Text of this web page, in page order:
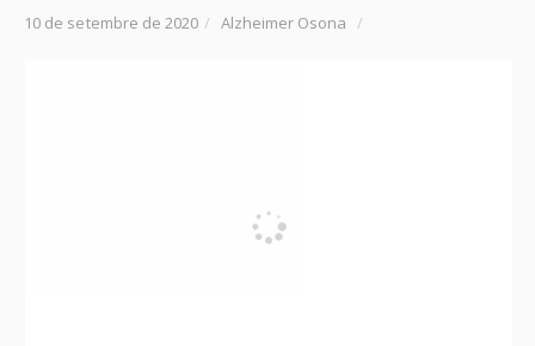
10 de setembre de 2020 / Alzheimer Osona /